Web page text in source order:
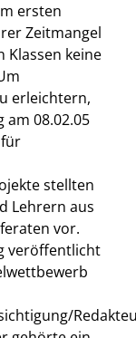
ersten
Zeitmangel
Klassen keine
erleichtern,
08.02.05
stellten
Lehrern aus
vor.
veröffentlicht